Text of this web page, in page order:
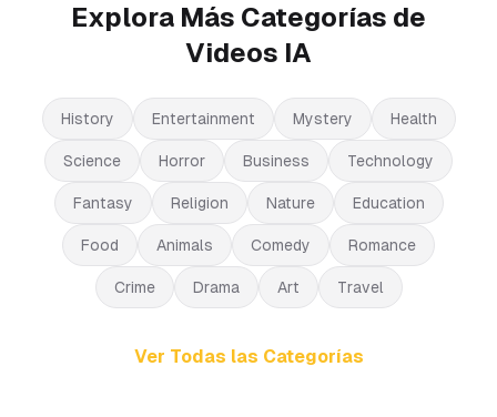
Explora Más Categorías de
Videos IA
History Entertainment Mystery Health
Science Horror Business Technology
Fantasy Religion Nature Education
Food Animals Comedy Romance
Crime Drama Art Travel
Ver Todas las Categorías